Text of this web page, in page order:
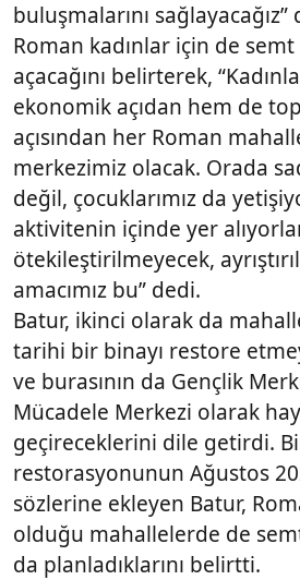
buluşmalarını sağlayacağız”
Roman kadınlar için de
açacağını belirterek,
ekonomik açıdan hem de
açısından her Roman
merkezimiz olacak. Orada
değil, çocuklarımız da
aktivitenin içinde yer
ötekileştirilmeyecek,
amacımız bu” dedi.
Batur, ikinci olarak da
tarihi bir binayı restore
ve burasının da Gençlik
Mücadele Merkezi olarak
geçireceklerini dile getirdi.
restorasyonunun Ağustos
sözlerine ekleyen Batur,
olduğu mahallelerde de
da planladıklarını belirtti.